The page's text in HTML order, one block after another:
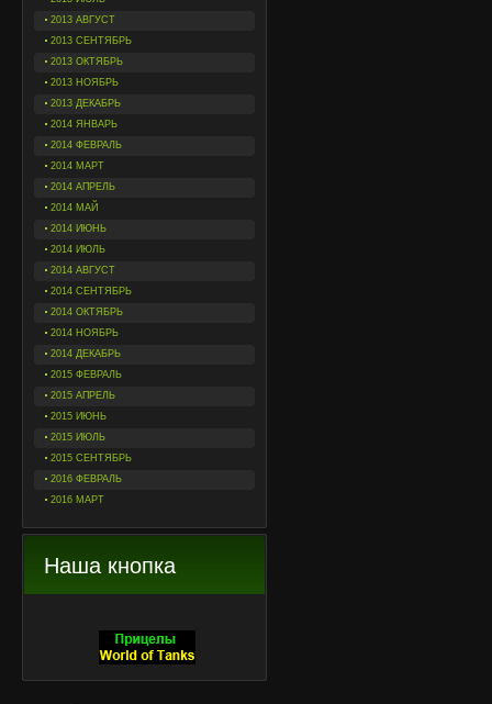
2013 АВГУСТ
2013 СЕНТЯБРЬ
2013 ОКТЯБРЬ
2013 НОЯБРЬ
2013 ДЕКАБРЬ
2014 ЯНВАРЬ
2014 ФЕВРАЛЬ
2014 МАРТ
2014 АПРЕЛЬ
2014 МАЙ
2014 ИЮНЬ
2014 ИЮЛЬ
2014 АВГУСТ
2014 СЕНТЯБРЬ
2014 ОКТЯБРЬ
2014 НОЯБРЬ
2014 ДЕКАБРЬ
2015 ФЕВРАЛЬ
2015 АПРЕЛЬ
2015 ИЮНЬ
2015 ИЮЛЬ
2015 СЕНТЯБРЬ
2016 ФЕВРАЛЬ
2016 МАРТ
Наша кнопка